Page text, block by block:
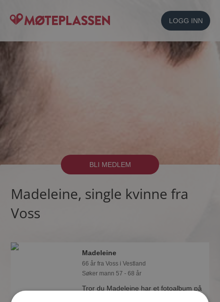
LOGG INN
BLI MEDLEM
Madeleine, single kvinne fra
Voss
Madeleine
66 år fra Voss i Vestland
Søker mann 57 - 68 år
Tror du Madeleine har et fotoalbum på